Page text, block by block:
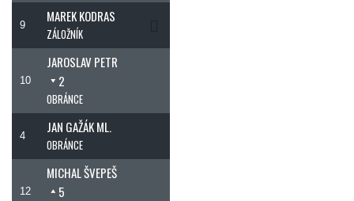
9
MAREK KODRAS
ZÁLOŽNÍK
10
JAROSLAV PETR
2
OBRÁNCE
4
JAN GAŽÁK ML.
OBRÁNCE
12
MICHAL ŠVEPEŠ
5